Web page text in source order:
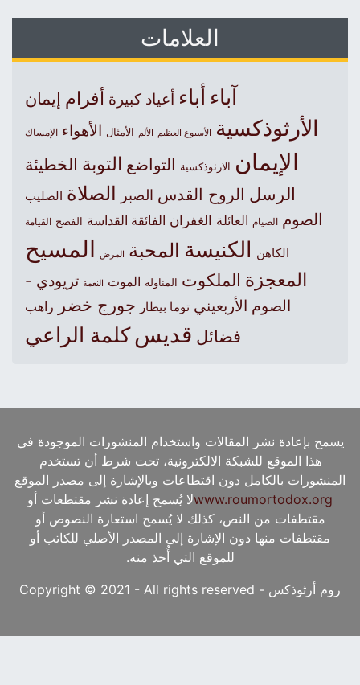
العلامات
آباءأباء أعياد كبيرة أفرام إيمان
الأرثوذكسية الأسبوع العظيم الألم الأمثال الأهواء الإمساك
الإيمان الارثوذكسية التواضع التوبة الخطيئة
الرسل الروح القدس الصبر الصلاة الصليب
الصوم الصيام العائلة الغفران الفائقة القداسة الفصح القيامة
الكاهن الكنيسةالمحبة المرض المسيح
المعجزة الملكوت المناولة الموت النعمة تريودي -
الصوم الأربعيني توما بيطار جورج خضر راهب
فضائل قديس كلمة الراعي
يسمح بإعادة نشر المقالات واستخدام المنشورات الموجودة في
هذا الموقع للشبكة الالكترونية، تحت شرط أن تستخدم
المنشورات بالكامل دون اقتطاعات وبالإشارة إلى مصدر الموقع
www.roumortodox.orgلا يُسمح إعادة نشر مقتطعات أو
مقتطفات من النص، كذلك لا يُسمح استعارة النصوص أو
مقتطفات منها دون الإشارة إلى المصدر الأصلي للكاتب أو
للموقع التي أُخذ منه.
روم أرثوذكس - Copyright © 2021 - All rights reserved